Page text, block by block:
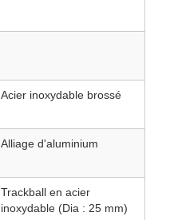
Acier inoxydable brossé
Alliage d'aluminium
Trackball en acier
inoxydable (Dia : 25 mm)